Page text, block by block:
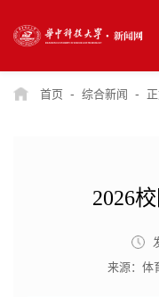
首页 - 综合新闻 -
2026
来源：体